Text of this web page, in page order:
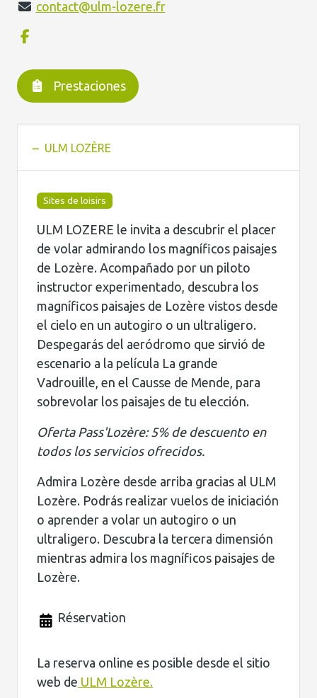
contact@ulm-lozere.fr
Prestaciones
ULM LOZÈRE
Sites de loisirs
ULM LOZERE le invita a descubrir el placer
de volar admirando los magníficos paisajes
de Lozère. Acompañado por un piloto
instructor experimentado, descubra los
magníficos paisajes de Lozère vistos desde
el cielo en un autogiro o un ultraligero.
Despegarás del aeródromo que sirvió de
escenario a la película La grande
Vadrouille, en el Causse de Mende, para
sobrevolar los paisajes de tu elección.
Oferta Pass'Lozère: 5% de descuento en
todos los servicios ofrecidos.
Admira Lozère desde arriba gracias al ULM
Lozère. Podrás realizar vuelos de iniciación
o aprender a volar un autogiro o un
ultraligero. Descubra la tercera dimensión
mientras admira los magníficos paisajes de
Lozère.
Réservation
La reserva online es posible desde el sitio
web deULM Lozère.